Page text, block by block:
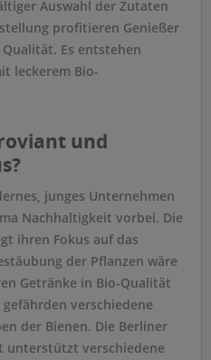
Auswahl der Zutaten
profitieren Genießer
Es entstehen
leckerem Bio-
und
junges Unternehmen
Nachhaltigkeit vorbei. Die
ihren Fokus auf das
der Pflanzen wäre
Getränke in Bio-Qualität
verschiedene
der Bienen. Die Berliner
unterstützt verschiedene